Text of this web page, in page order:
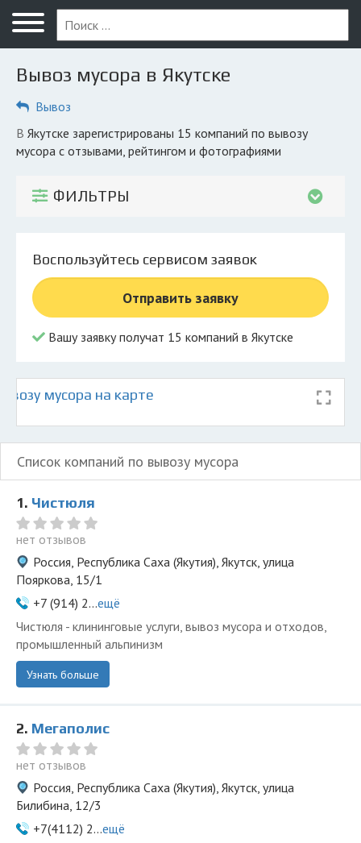
Меню
Главная
Вопрос юристу
Экоблог
Личный кабинет
© 2026 Все права защищены
Вывоз мусора в Якутске
Вывоз
в Якутске зарегистрированы 15 компаний по вывозу
мусора с отзывами, рейтингом и фотографиями
ФИЛЬТРЫ
Воспользуйтесь сервисом заявок
Отправить заявку
Вашу заявку получат 15 компаний в Якутске
мусора на карте
Список компаний по вывозу мусора
1. Чистюля
нет отзывов
Россия, Республика Саха (Якутия), Якутск, улица
Пояркова, 15/1
+7 (914) 2...ещё
Чистюля - клининговые услуги, вывоз мусора и отходов,
промышленный альпинизм
Узнать больше
2. Мегаполис
нет отзывов
Россия, Республика Саха (Якутия), Якутск, улица
Билибина, 12/3
+7(4112) 2...ещё